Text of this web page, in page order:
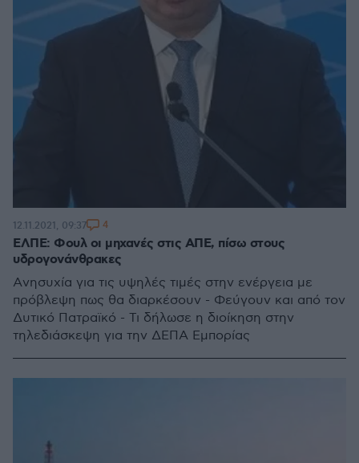
ΕΛΠΕ: Φουλ οι μηχανές στις ΑΠΕ, πίσω στους
υδρογονάνθρακες
Aνησυχία για τις υψηλές τιμές στην ενέργεια με
πρόβλεψη πως θα διαρκέσουν - Φεύγουν και από τον
Δυτικό Πατραϊκό - Τι δήλωσε η διοίκηση στην
τηλεδιάσκεψη για την ΔΕΠΑ Εμπορίας
12.11.2021, 09:37 4